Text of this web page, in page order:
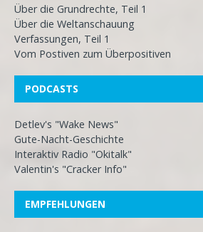
Über die Grundrechte, Teil 1
Über die Weltanschauung
Verfassungen, Teil 1
Vom Postiven zum Überpositiven
PODCASTS
Detlev's "Wake News"
Gute-Nacht-Geschichte
Interaktiv Radio "Okitalk"
Valentin's "Cracker Info"
EMPFEHLUNGEN